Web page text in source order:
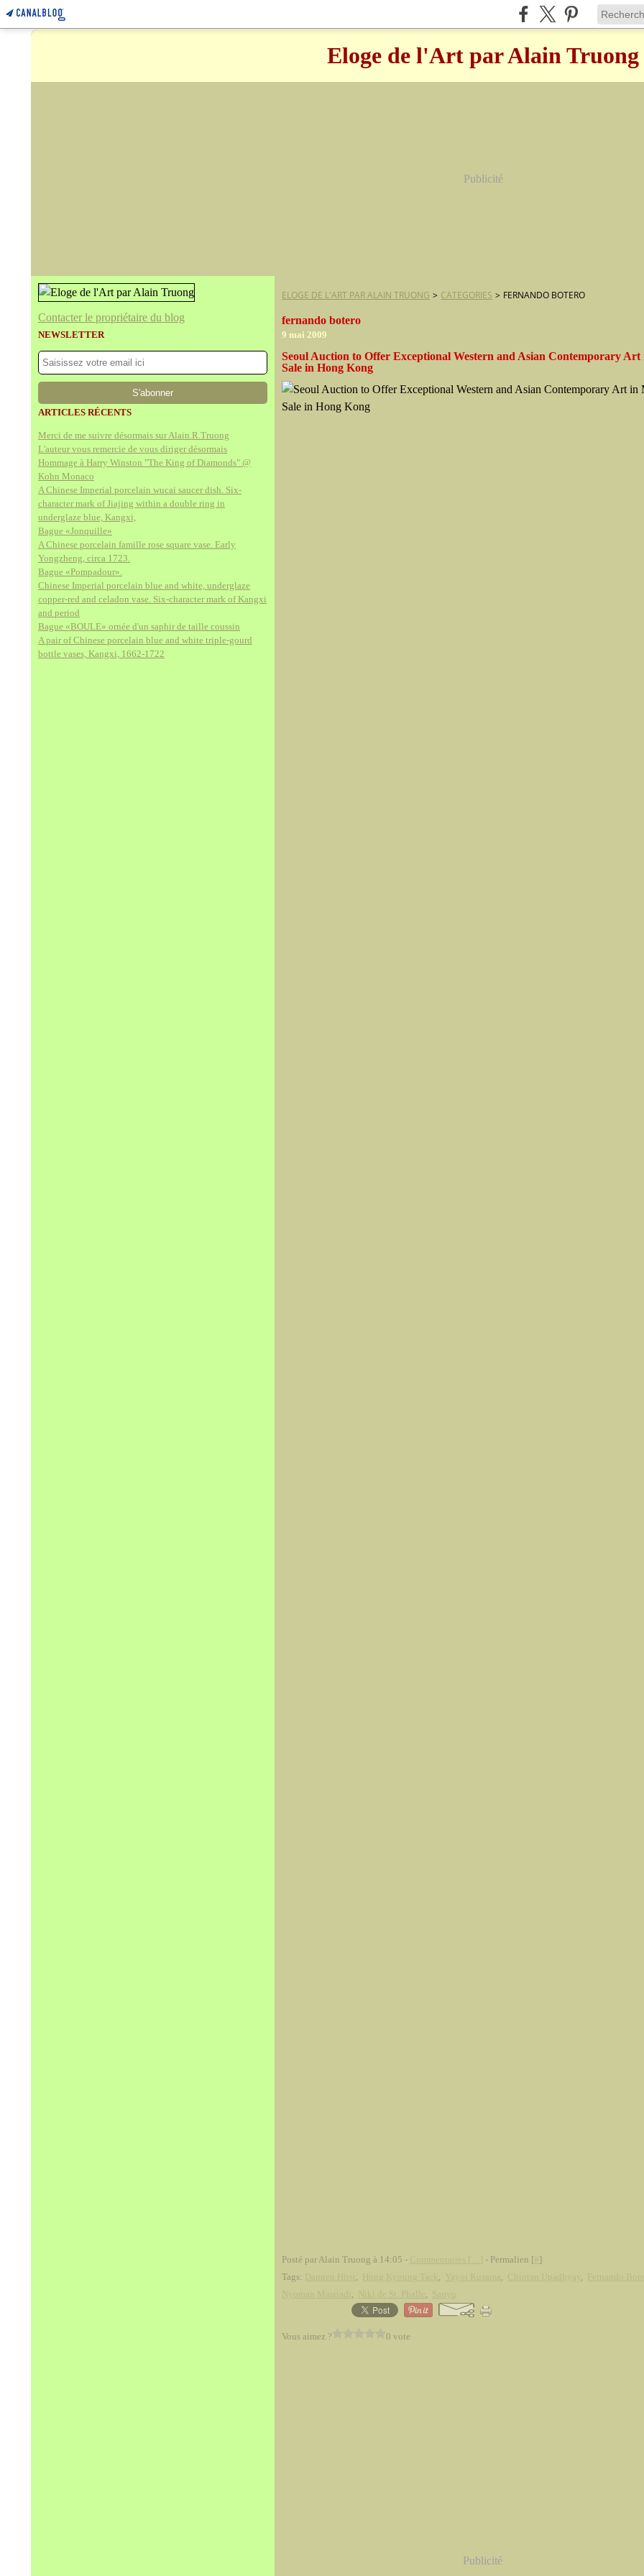
Eloge de l'Art par Alain Truong
Publicité
Contacter le propriétaire du blog
NEWSLETTER
ARTICLES RÉCENTS
Merci de me suivre désormais sur Alain.R.Truong
L'auteur vous remercie de vous diriger désormais
Hommage à Harry Winston "The King of Diamonds" @
Kohn Monaco
A Chinese Imperial porcelain wucai saucer dish. Six-
character mark of Jiajing within a double ring in
underglaze blue, Kangxi,
Bague «Jonquille»
A Chinese porcelain famille rose square vase. Early
Yongzheng, circa 1723.
Bague «Pompadour».
Chinese Imperial porcelain blue and white, underglaze
copper-red and celadon vase. Six-character mark of Kangxi
and period
Bague «BOULE» ornée d'un saphir de taille coussin
A pair of Chinese porcelain blue and white triple-gourd
bottle vases, Kangxi, 1662-1722
ELOGE DE L'ART PAR ALAIN TRUONG > CATEGORIES > FERNANDO BOTERO
fernando botero
9 mai 2009
Seoul Auction to Offer Exceptional Western and Asian Contemporary
Sale in Hong Kong
Posté par Alain Truong à 14:05 - - Permalien [ ]
Tags:
, , , ,
, ,
Vous aimez ? 0 vote
Publicité